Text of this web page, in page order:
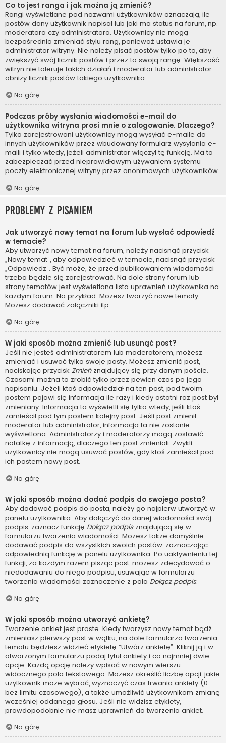
Co to jest ranga i jak można ją zmienić?
Rangi wyświetlane pod nazwami użytkowników oznaczają, ile
postów dany użytkownik napisał lub jaki ma status na forum, np.
moderatora czy administratora. Użytkownicy nie mogą
bezpośrednio zmieniać stylu rang, ponieważ ustawia je
administrator witryny. Nie należy pisać postów tylko po to, aby
zwiększyć swój licznik postów i przez to swoją rangę. Większość
witryn nie toleruje takich działań i moderator lub administrator
obniży licznik postów takiego użytkownika.
Na górę
Podczas próby wysłania wiadomości e-mail do
użytkownika witryna prosi mnie o zalogowanie. Dlaczego?
Tylko zarejestrowani użytkownicy mogą wysyłać e-maile do
innych użytkowników przez wbudowany formularz wysyłania e-
maili i tylko wtedy, jeżeli administrator włączył tę funkcję. Ma to
zabezpieczać przed nieprawidłowym używaniem systemu
poczty elektronicznej witryny przez anonimowych użytkowników.
Na górę
Problemy z pisaniem
Jak utworzyć nowy temat na forum lub wysłać odpowiedź
w temacie?
Aby utworzyć nowy temat na forum, należy nacisnąć przycisk
„Nowy temat”, aby odpowiedzieć w temacie, nacisnąć przycisk
„Odpowiedz”. Być może, że przed publikowaniem wiadomości
trzeba będzie się zarejestrować. Na dole strony forum lub
strony tematów jest wyświetlana lista uprawnień użytkownika na
każdym forum. Na przykład: Możesz tworzyć nowe tematy,
Możesz dodawać załączniki itp.
Na górę
W jaki sposób można zmienić lub usunąć post?
Jeśli nie jesteś administratorem lub moderatorem, możesz
zmieniać i usuwać tylko swoje posty. Możesz zmienić post,
naciskając przycisk Zmieńznajdujący się przy danym poście.
Czasami można to zrobić tylko przez pewien czas po jego
napisaniu. Jeżeli ktoś odpowiedział na ten post, pod twoim
postem pojawi się informacja ile razy i kiedy ostatni raz post był
zmieniany. Informacja ta wyświetli się tylko wtedy, jeśli ktoś
zamieścił pod tym postem kolejny post. Jeśli post zmienił
moderator lub administrator, informacja ta nie zostanie
wyświetlona. Administratorzy i moderatorzy mogą zostawić
notatkę z informacją, dlaczego ten post zmieniali. Zwykli
użytkownicy nie mogą usuwać postów, gdy ktoś zamieścił pod
ich postem nowy post.
Na górę
W jaki sposób można dodać podpis do swojego posta?
Aby dodawać podpis do posta, należy go najpierw utworzyć w
panelu użytkownika. Aby dołączyć do danej wiadomości swój
podpis, zaznacz funkcję Dołącz podpisznajdującą się w
formularzu tworzenia wiadomości. Możesz także domyślnie
dodawać podpis do wszystkich swoich postów, zaznaczając
odpowiednią funkcję w panelu użytkownika. Po uaktywnieniu tej
funkcji, za każdym razem pisząc post, możesz zdecydować o
niedodawaniu do niego podpisu, usuwając w formularzu
tworzenia wiadomości zaznaczenie z pola Dołącz podpis.
Na górę
W jaki sposób można utworzyć ankietę?
Tworzenie ankiet jest proste. Kiedy tworzysz nowy temat bądź
zmieniasz pierwszy post w wątku, na dole formularza tworzenia
tematu będziesz widzieć etykietę “Utwórz ankietę”. Kliknij ją i w
otworzonym formularzu podaj tytuł ankiety i co najmniej dwie
opcje. Każdą opcję należy wpisać w nowym wierszu
widocznego pola tekstowego. Możesz określić liczbę opcji, jakie
użytkownik może wybrać, wyznaczyć czas trwania ankiety (0 –
bez limitu czasowego), a także umożliwić użytkownikom zmianę
wcześniej oddanego głosu. Jeśli nie widzisz etykiety,
prawdopodobnie nie masz uprawnień do tworzenia ankiet.
Na górę